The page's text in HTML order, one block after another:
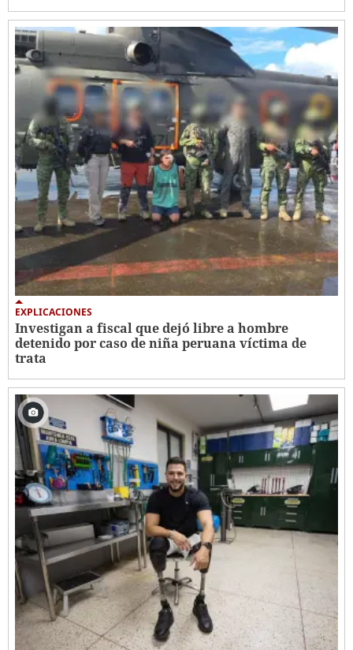
EXPLICACIONES
Investigan a fiscal que dejó libre a hombre
detenido por caso de niña peruana víctima de
trata